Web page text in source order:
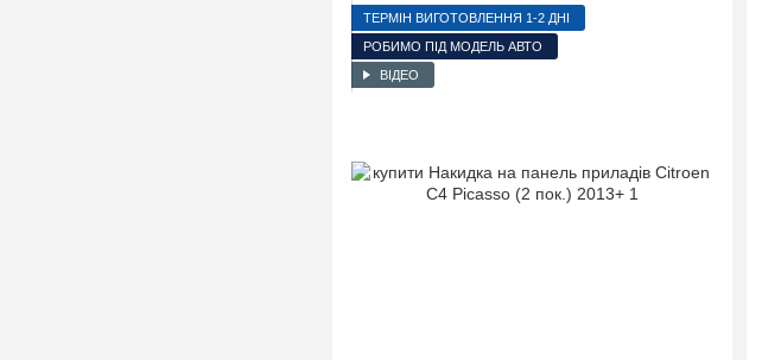
ТЕРМІН ВИГОТОВЛЕННЯ 1-2 ДНІ
РОБИМО ПІД МОДЕЛЬ АВТО
ВІДЕО